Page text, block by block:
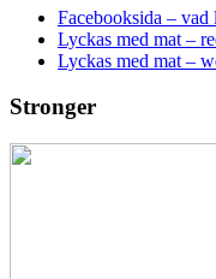
Facebooksida –
Lyckas med mat –
Lyckas med mat –
Stronger